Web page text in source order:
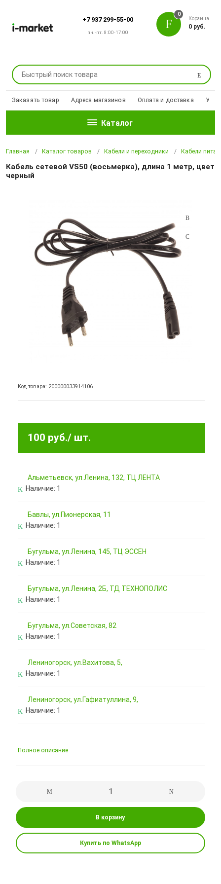
+7 937 299-55-00
пн.-пт. 8:00-17:00
Поиск
0
Корзина
0 руб.
Заказать товар Адреса магазинов Оплата и доставка
Каталог
Главная Каталог товаров Кабели и переходники Кабели
Кабель сетевой VS50 (восьмерка), длина 1 метр, цвет
черный
Код товара: 200000033914106
100 руб./ шт.
Альметьевск, ул.Ленина, 132, ТЦ ЛЕНТА
Наличие: 1
Бавлы, ул.Пионерская, 11
Наличие: 1
Бугульма, ул.Ленина, 145, ТЦ ЭССЕН
Наличие: 1
Бугульма, ул.Ленина, 2Б, ТД ТЕХНОПОЛИС
Наличие: 1
Бугульма, ул.Советская, 82
Наличие: 1
Лениногорск, ул.Вахитова, 5,
Наличие: 1
Лениногорск, ул.Гафиатуллина, 9,
Наличие: 1
Полное описание
В корзину
Купить по WhatsApp